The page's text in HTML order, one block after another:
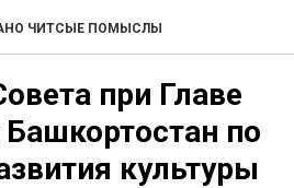
АНО ЧИТСЫЕ ПОМЫСЛЫ
при Главе
по
культуры